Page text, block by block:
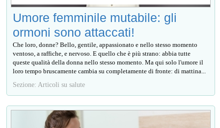
Umore femminile mutabile: gli
ormoni sono attaccati!
Che loro, donne? Bello, gentile, appassionato e nello stesso momento
ventoso, a raffiche, e nervoso. E quello che è più strano: abbia tutte
queste qualità della donna nello stesso momento. Ma qui solo l'umore il
loro tempo bruscamente cambia su completamente di fronte: di mattina...
Sezione: Articoli su salute